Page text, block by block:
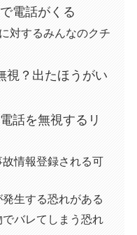
電話がくる
対するみんなのクチ
視？出たほうがい
話を無視するリ
情報登録される可
生する恐れがある
バレてしまう恐れ